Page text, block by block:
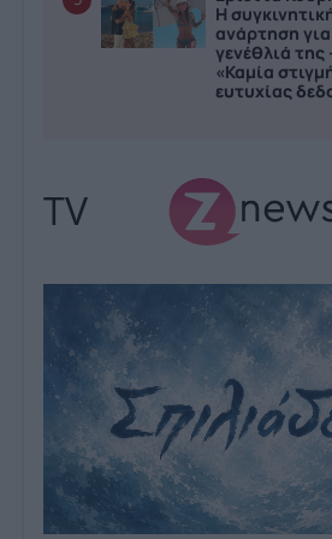
Η
ανάρτηση
γενέθλιά της
«Καμία
ευτυχίας
TV